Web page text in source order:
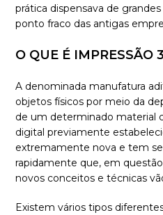
prática dispensava de
ponto fraco das antigas
O QUE É IMPRESSÃO
A denominada manufatura
objetos físicos por meio da
de um determinado material
digital previamente
extremamente nova e tem
rapidamente que, em
novos conceitos e técnicas
Existem vários tipos